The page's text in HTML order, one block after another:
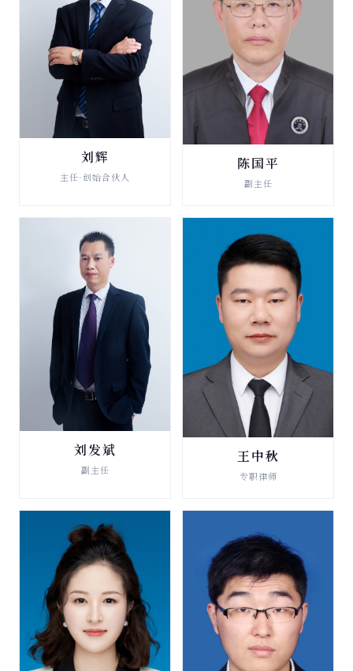
法律顾问
刘辉
主任·创始合伙人
法律顾问
陈国平
副主任
法律顾问
刘发斌
副主任
法律顾问
王中秋
专职律师